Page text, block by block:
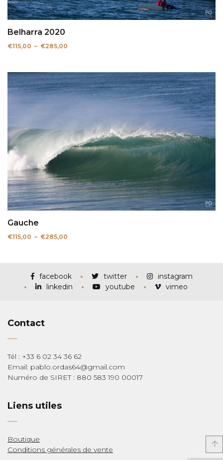
Belharra 2020
€115,00 – €285,00
à
€285,00
Gauche
€115,00 – €285,00
€285,00
facebook twitter
instagram
linkedin
youtube vimeo
Contact
Tél : +33 6 02 34 36 62
Email: pablo.ordas64@gmail.com
Numéro de SIRET : 880 583 190 00017
Liens utiles
Boutique
Conditions générales de vente